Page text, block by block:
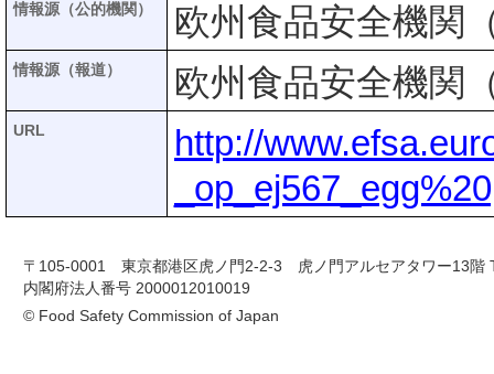
情報源（公的機関） 欧州食品安全機関
情報源（報道） 欧州食品安全機関
URL
http://
〒105-0001 東京都港区虎ノ門2-2-3 虎ノ門アルセアタワー13階
内閣府法人番号 2000012010019
© Food Safety Commission of Japan